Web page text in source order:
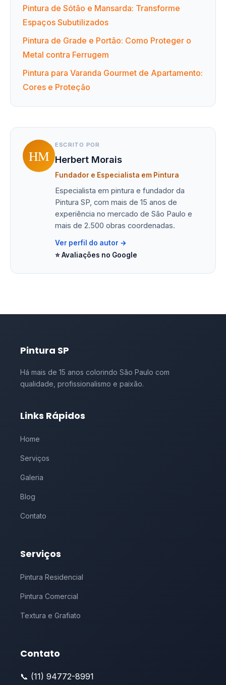
Pintura de Sótão e Mansarda: Transforme
Espaços Subutilizados
Pintura de Grade e Portão: Como Proteger o
Metal contra Ferrugem
Pintura para Varanda Gourmet de Apartamento:
Cores e Proteção
HM
ESCRITO POR
Herbert Morais
Fundador e Especialista em Pintura
Especialista em pintura e fundador da
Pintura SP, com mais de 15 anos de
experiência no mercado de São Paulo e
mais de 2.500 obras coordenadas.
Ver perfil do autor →
⭐ Avaliações no Google
Pintura SP
Há mais de 15 anos colorindo São Paulo com
qualidade, profissionalismo e paixão.
Links Rápidos
Home
Serviços
Galeria
Blog
Contato
Serviços
Pintura Residencial
Pintura Comercial
Textura e Grafiato
Contato
📞 (11) 94772-8991